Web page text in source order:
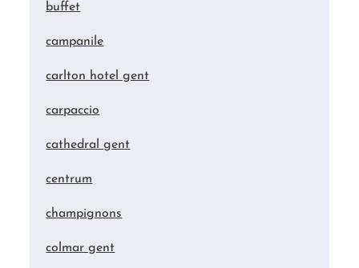
buffet
campanile
carlton hotel gent
carpaccio
cathedral gent
centrum
champignons
colmar gent